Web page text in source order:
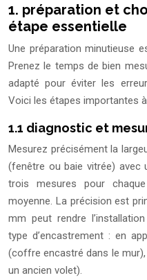
1. préparation et
étape essentielle
Une préparation minutieuse
Prenez le temps de bien
adapté pour éviter les
Voici les étapes importantes
1.1 diagnostic et
Mesurez précisément la
(fenêtre ou baie vitrée) avec
trois mesures pour
moyenne. La précision est
mm peut rendre
type d’encastrement : en
(coffre encastré dans le
un ancien volet).